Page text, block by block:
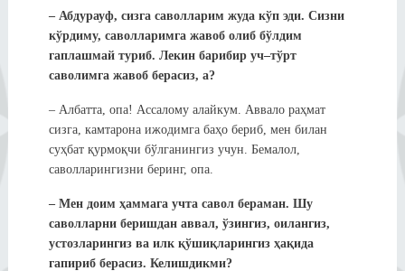
– Абдурауф, сизга саволларим жуда кўп эди. Сизни
кўрдиму, саволларимга жавоб олиб бўлдим
гаплашмай туриб. Лекин барибир уч–тўрт
саволимга жавоб берасиз, а?
– Албатта, опа! Ассалому алайкум. Аввало раҳмат
сизга, камтарона ижодимга баҳо бериб, мен билан
суҳбат қурмоқчи бўлганингиз учун. Бемалол,
саволларингизни беринг, опа.
– Мен доим ҳаммага учта савол бераман. Шу
саволларниберишдан аввал, ўзингиз, оилангиз,
устозларингиз ваилк қўшиқларингиз ҳақида
гапириб берасиз. Келишдикми?